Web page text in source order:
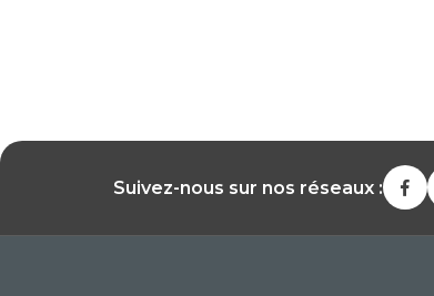
Suivez-nous sur nos réseaux :